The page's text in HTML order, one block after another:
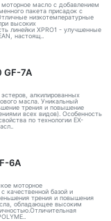
моторное масло с добавлением
пакета присадок с
низкотемпературные
высоких
линейки XPRO1 - улучшенные
настоящ..
GF-7A
алкилированных
масла. Уникальный
трения и повышение
всех видов). Особенность
по технологии EX-
6A
моторное
качественной базой и
трения и повышения
обладающее высоким